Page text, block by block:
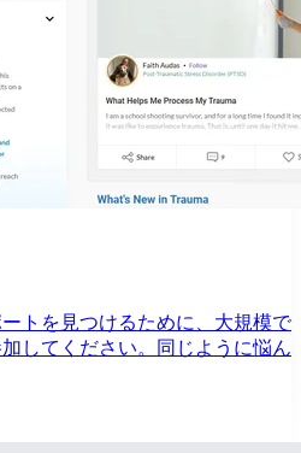
トを見つけるために、大規模で
してください。同じように悩ん